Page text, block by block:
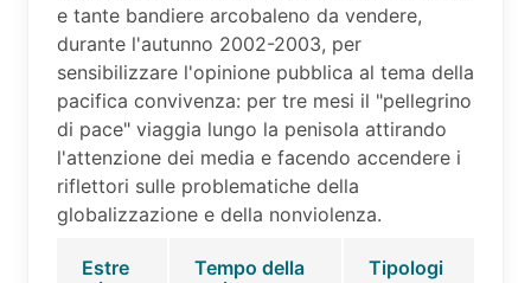
e tante bandiere arcobaleno da vendere,
durante l'autunno 2002-2003, per
sensibilizzare l'opinione pubblica al tema della
pacifica convivenza: per tre mesi il "pellegrino
di pace" viaggia lungo la penisola attirando
l'attenzione dei media e facendo accendere i
riflettori sulle problematiche della
globalizzazione e della nonviolenza.
Estre
Tempo della
Tipologi